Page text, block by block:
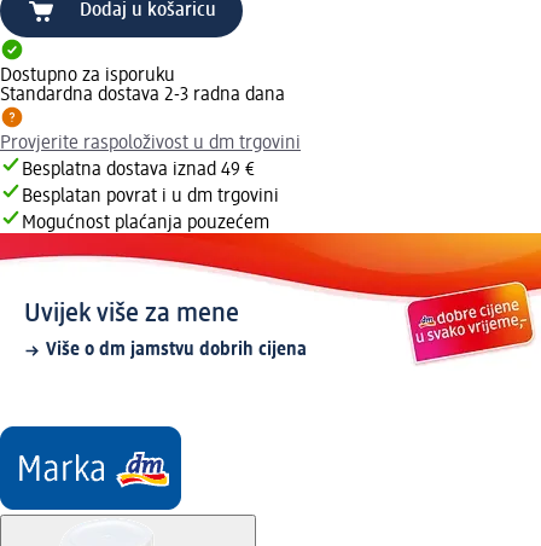
Dodaj u košaricu
Dostupno za isporuku
Standardna dostava 2-3 radna dana
Provjerite raspoloživost u dm trgovini
Besplatna dostava iznad 49 €
Besplatan povrat i u dm trgovini
Mogućnost plaćanja pouzećem
Uvijek više za mene
Više o dm jamstvu dobrih cijena